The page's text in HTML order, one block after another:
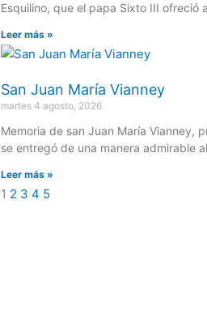
Esquilino, que el papa Sixto III ofreció
Leer más »
San Juan María Vianney
martes 4 agosto, 2026
Memoria de san Juan María Vianney,
se entregó de una manera admirable
Leer más »
1 2 3 4 5